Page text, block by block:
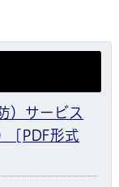
）サービス
[PDF形式